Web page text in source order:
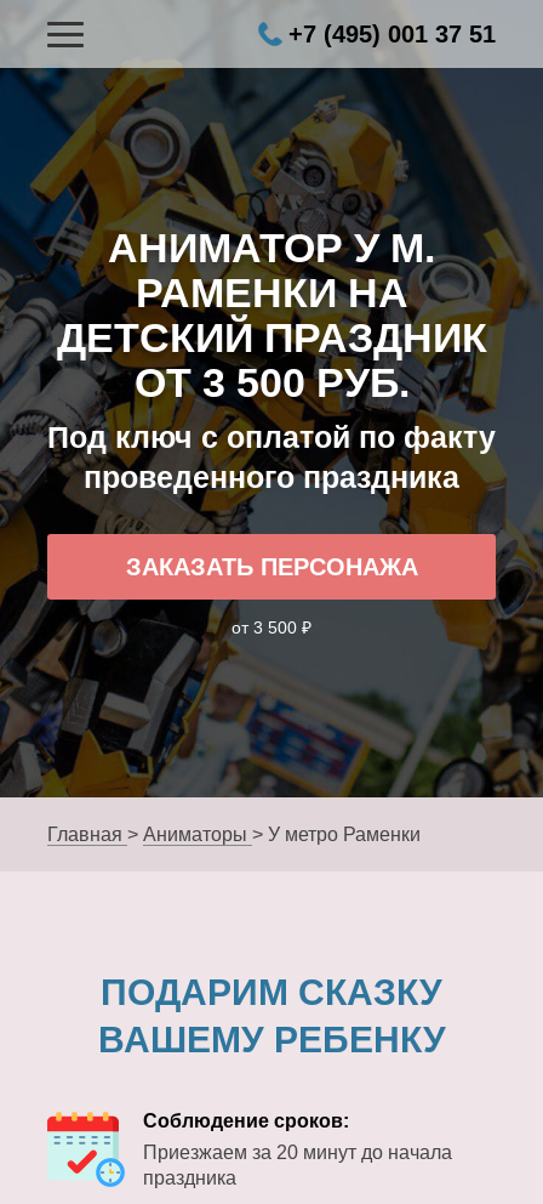
+7 (495) 001 37 51
АНИМАТОР У М.
РАМЕНКИ НА
ДЕТСКИЙ ПРАЗДНИК
ОТ 3 500 РУБ.
Под ключ с оплатой по факту
проведенного праздника
ЗАКАЗАТЬ ПЕРСОНАЖА
от 3 500 ₽
Главная > Аниматоры > У метро Раменки
ПОДАРИМ СКАЗКУ
ВАШЕМУ РЕБЕНКУ
Соблюдение сроков:
Приезжаем за 20 минут до начала
праздника